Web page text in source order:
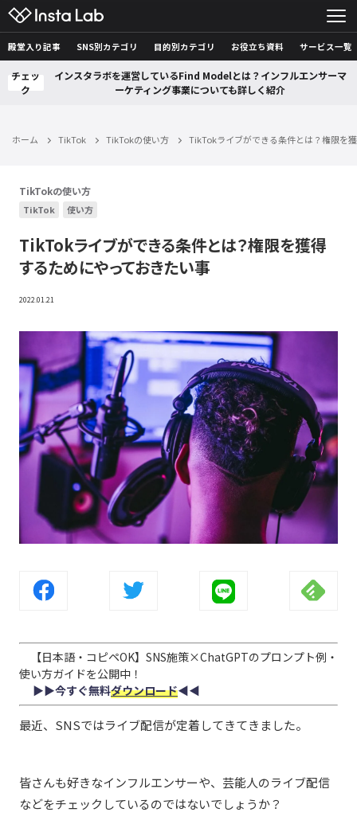
殿堂入り記事 SNS別カテゴリ 目的別カテゴリ お役立ち資料 サービス一覧
チェッ
ク
インスタラボを運営しているFind Modelとは？インフルエンサーマ
ーケティング事業についても詳しく紹介
ホーム TikTok TikTokの使い方 TikTokライブができる条件とは？権限を
TikTokの使い方
TikTok 使い方
TikTokライブができる条件とは？権限を獲得
するためにやっておきたい事
2022.01.21
【日本語・コピペOK】SNS施策×ChatGPTのプロンプト例・
使い方ガイドを公開中！
▶︎▶︎今すぐ無料ダウンロード◀︎◀︎
最近、SNSではライブ配信が定着してきてきました。
皆さんも好きなインフルエンサーや、芸能人のライブ配信
などをチェックしているのではないでしょうか？